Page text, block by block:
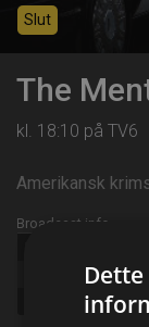
Slut
The
kl. 18:10 på TV6
Amerikansk
Broadcast info
Drama,